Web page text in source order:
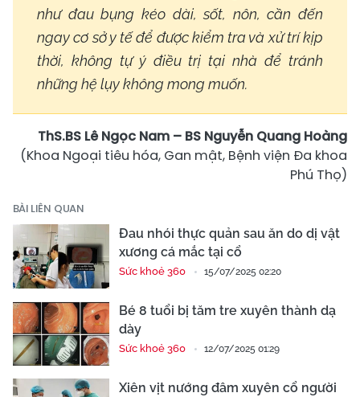
như đau bụng kéo dài, sốt, nôn, cần đến
ngay cơ sở y tế để được kiểm tra và xử trí kịp
thời, không tự ý điều trị tại nhà để tránh
những hệ lụy không mong muốn.
ThS.BS Lê Ngọc Nam – BS Nguyễn Quang Hoàng
(Khoa Ngoại tiêu hóa, Gan mật, Bệnh viện Đa khoa
Phú Thọ)
BÀI LIÊN QUAN
Đau nhói thực quản sau ăn do dị vật
xương cá mắc tại cổ
Sức khoẻ 360 15/07/2025 02:20
Bé 8 tuổi bị tăm tre xuyên thành dạ
dày
Sức khoẻ 360 12/07/2025 01:29
Xiên vịt nướng đâm xuyên cổ người